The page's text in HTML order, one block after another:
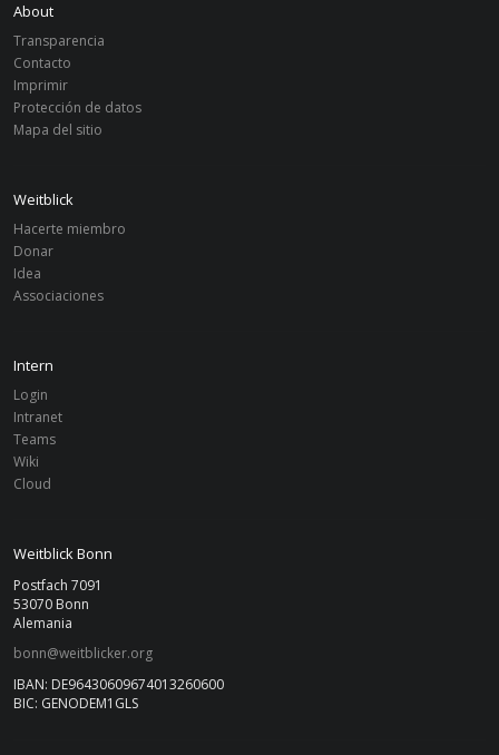
About
Transparencia
Contacto
Imprimir
Protección de datos
Mapa del sitio
Weitblick
Hacerte miembro
Donar
Idea
Associaciones
Intern
Login
Intranet
Teams
Wiki
Cloud
Weitblick Bonn
Postfach 7091
53070 Bonn
Alemania
bonn@weitblicker.org
IBAN: DE96430609674013260600
BIC: GENODEM1GLS